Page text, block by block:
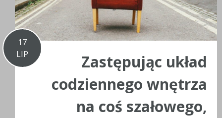
17
LIP
Zastępując układ
codziennego wnętrza
na coś szałowego,